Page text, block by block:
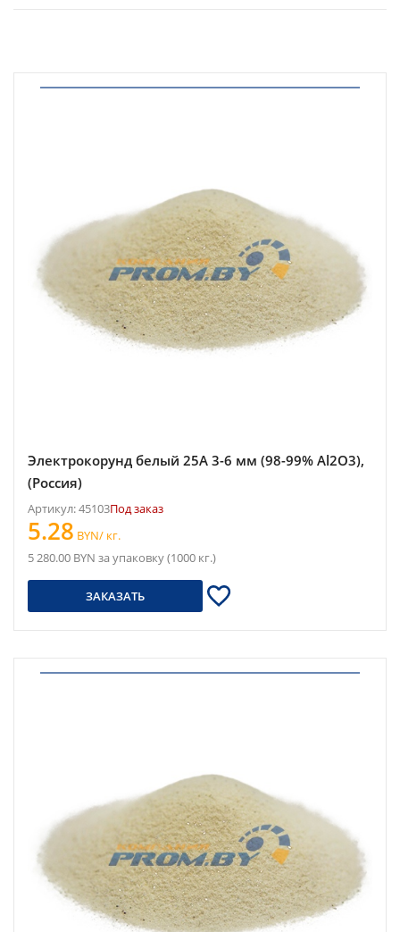
Электрокорунд белый 25A 3-6 мм (98-99% Al2O3),
(Россия)
Артикул: 45103Под заказ
5.28 BYN/ кг.
5 280.00 BYN за упаковку (1000 кг.)
ЗАКАЗАТЬ